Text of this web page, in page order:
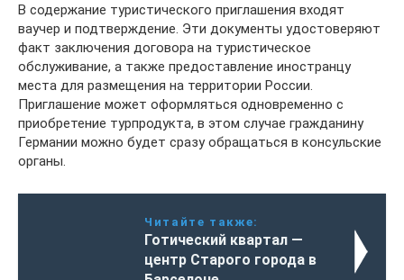
В содержание туристического приглашения входят
ваучер и подтверждение. Эти документы удостоверяют
факт заключения договора на туристическое
обслуживание, а также предоставление иностранцу
места для размещения на территории России.
Приглашение может оформляться одновременно с
приобретение турпродукта, в этом случае гражданину
Германии можно будет сразу обращаться в консульские
органы.
Читайте также:
Готический квартал —
центр Старого города в